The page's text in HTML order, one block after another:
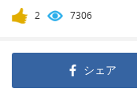
2 7306
シェア